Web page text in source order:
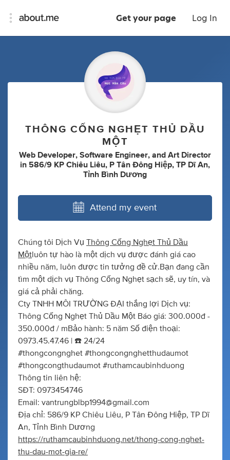
Get your page Log In
THÔNG CỐNG NGHẸT THỦ DẦU
MỘT
Web Developer, Software Engineer, and Art Director
in 586/9 KP Chiêu Liêu, P Tân Đông Hiệp, TP Dĩ An,
Tỉnh Bình Dương
Attend my event
Chúng tôi Dịch Vụ Thông Cống Nghẹt Thủ Dầu
Một luôn tự hào là một dịch vụ được đánh giá cao
nhiều năm, luôn được tin tưởng đề cử.Bạn đang cần
tìm một dịch vụ Thông Cống Nghẹt sạch sẽ, uy tín, và
giá cả phải chăng.
Cty TNHH MÔI TRƯỜNG ĐẠI thắng lợi Dịch vụ:
Thông Cống Nghẹt Thủ Dầu Một Báo giá: 300.000đ -
350.000đ / mBảo hành: 5 năm Số điện thoại:
0973.45.47.46 | ☎️ 24/24
#thongcongnghet #thongcongnghetthudaumot
#thongcongthudaumot #ruthamcaubinhduong
Thông tin liên hệ:
SĐT: 0973454746
Email: vantrungblbp1994@gmail.com
Địa chỉ: 586/9 KP Chiêu Liêu, P Tân Đông Hiệp, TP Dĩ
An, Tỉnh Bình Dương
https://ruthamcaubinhduong.net/thong-cong-nghet-
thu-dau-mot-gia-re/